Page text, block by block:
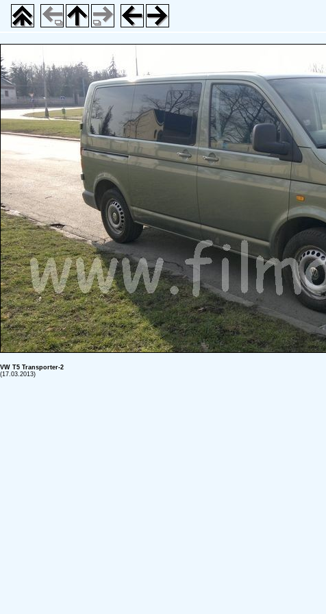
VW T5 Transporter-2
(17.03.2013)